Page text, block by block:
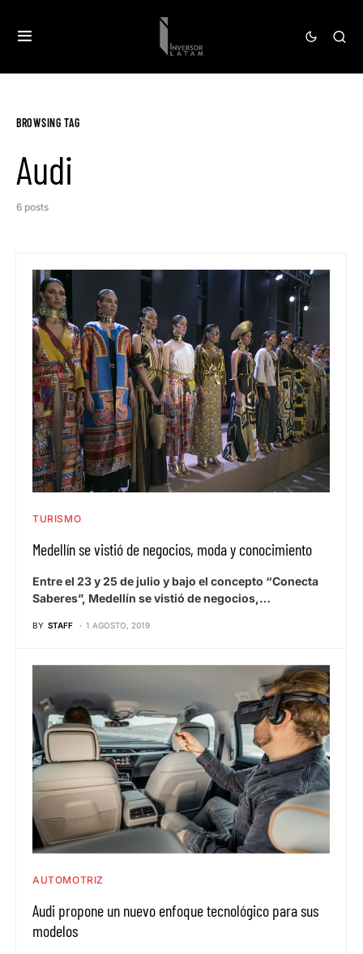
BROWSING TAG
Audi
6 posts
TURISMO
Medellín se vistió de negocios, moda y conocimiento
Entre el 23 y 25 de julio y bajo el concepto “Conecta
Saberes”, Medellín se vistió de negocios,…
BY STAFF 1 AGOSTO, 2019
AUTOMOTRIZ
Audi propone un nuevo enfoque tecnológico para sus
modelos